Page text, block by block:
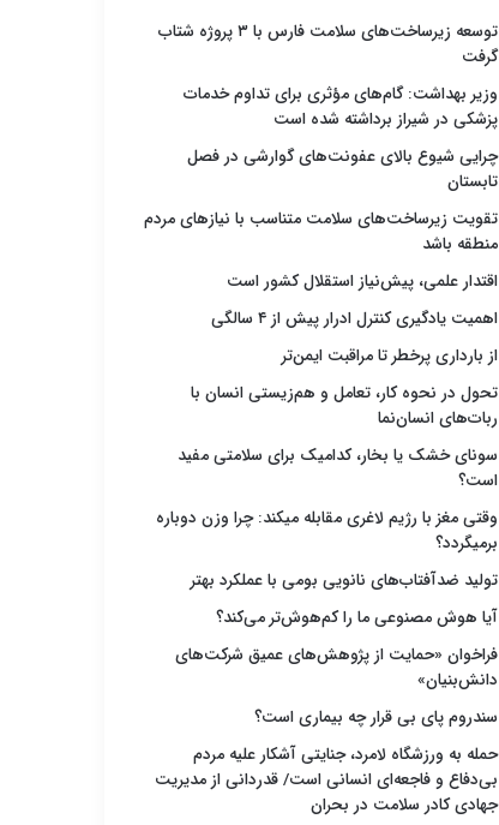
توسعه زیرساخت‌های سلامت فارس با ۳ پروژه شتاب
گرفت
وزیر بهداشت: گام‌های مؤثری برای تداوم خدمات
پزشکی در شیراز برداشته شده است
چرایی شیوع بالای عفونت‌های گوارشی در فصل
تابستان
تقویت زیرساخت‌های سلامت متناسب با نیازهای مردم
منطقه باشد
اقتدار علمی، پیش‌نیاز استقلال کشور است
اهمیت یادگیری کنترل ادرار پیش از ۴ سالگی
از بارداری پرخطر تا مراقبت ایمن‌تر
تحول در نحوه کار، تعامل و هم‌زیستی انسان با
ربات‌های انسان‌نما
سونای خشک یا بخار، کدامیک برای سلامتی مفید
است؟
وقتی مغز با رژیم لاغری مقابله میکند: چرا وزن دوباره
برمیگردد؟
تولید ضدآفتاب‌های نانویی بومی با عملکرد بهتر
آیا هوش مصنوعی ما را کم‌هوش‌تر می‌کند؟
فراخوان «حمایت از پژوهش‌های عمیق شرکت‌های
دانش‌بنیان»
سندروم پای بی قرار چه بیماری است؟
حمله به ورزشگاه لامرد، جنایتی آشکار علیه مردم
بی‌دفاع و فاجعه‌ای انسانی است/ قدردانی از مدیریت
جهادی کادر سلامت در بحران